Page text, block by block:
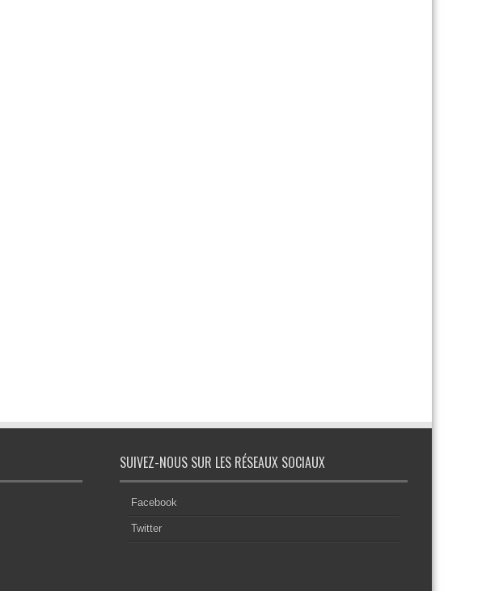
SUIVEZ-NOUS SUR LES RÉSEAUX SOCIAUX
Facebook
Twitter